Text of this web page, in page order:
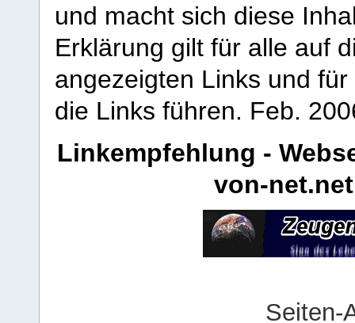
und macht sich diese
Erklärung gilt für alle auf
angezeigten Links und
die Links führen. Feb.
Linkempfehlung -
von-net.net
Seiten-